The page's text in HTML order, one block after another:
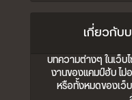
เกี่ยวกับ
บทความต่างๆ ในเว็บ
งานของแคมป์ฮับ ไ
หรือทั้งหมดของเว็